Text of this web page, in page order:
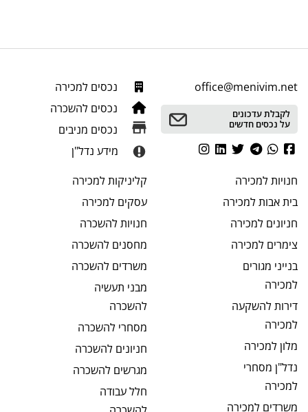
office@menivim.net
לקבלת עדכונים
על נכסים חדשים
נכסים למכירה
נכסים להשכרה
נכסים מניבים
מידע נדל"ן
חנויותלמכירה
בית אבותלמכירה
חניונים למכירה
צימרים למכירה
בנייני מגורים
למכירה
דירות להשקעה
למכירה
מלון למכירה
נדל"ן מסחרי
למכירה
משרדים למכירה
קליניקותלמכירה
עסקים למכירה
חנויותלהשכרה
מחסנים להשכרה
משרדים להשכרה
מבני תעשיה
להשכרה
מסחרי להשכרה
חניונים להשכרה
מגרשים להשכרה
חלל עבודה